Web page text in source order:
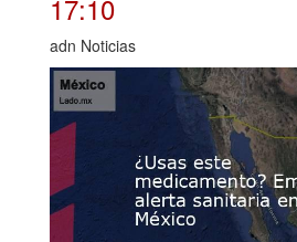
17:10
adn Noticias